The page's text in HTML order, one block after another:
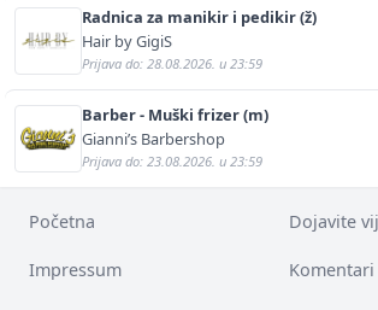
Radnica za manikir i pedikir (ž)
Hair by GigiS
Prijava do: 28.08.2026. u 23:59
Barber - Muški frizer (m)
Gianni’s Barbershop
Prijava do: 23.08.2026. u 23:59
Početna Dojavite
Impressum Komentari